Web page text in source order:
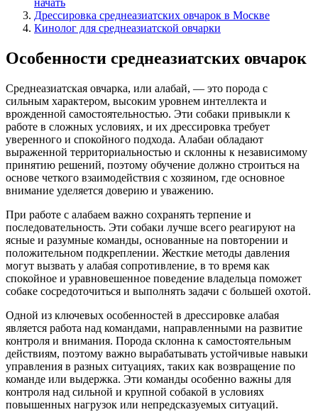
начать
Дрессировка среднеазиатских овчарок в Москве
Кинолог для среднеазиатской овчарки
Особенности среднеазиатских овчарок
Среднеазиатская овчарка, или алабай, — это порода с
сильным характером, высоким уровнем интеллекта и
врожденной самостоятельностью. Эти собаки привыкли к
работе в сложных условиях, и их дрессировка требует
уверенного и спокойного подхода. Алабаи обладают
выраженной территориальностью и склонны к независимому
принятию решений, поэтому обучение должно строиться на
основе четкого взаимодействия с хозяином, где основное
внимание уделяется доверию и уважению.
При работе с алабаем важно сохранять терпение и
последовательность. Эти собаки лучше всего реагируют на
ясные и разумные команды, основанные на повторении и
положительном подкреплении. Жесткие методы давления
могут вызвать у алабая сопротивление, в то время как
спокойное и уравновешенное поведение владельца поможет
собаке сосредоточиться и выполнять задачи с большей охотой.
Одной из ключевых особенностей в дрессировке алабая
является работа над командами, направленными на развитие
контроля и внимания. Порода склонна к самостоятельным
действиям, поэтому важно вырабатывать устойчивые навыки
управления в разных ситуациях, таких как возвращение по
команде или выдержка. Эти команды особенно важны для
контроля над сильной и крупной собакой в условиях
повышенных нагрузок или непредсказуемых ситуаций.